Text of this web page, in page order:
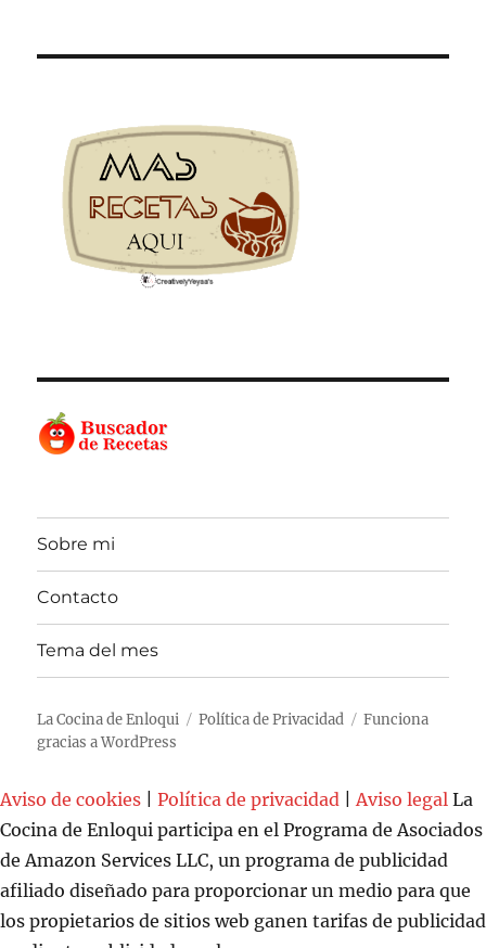
Sobre mi
Contacto
Tema del mes
La Cocina de Enloqui Política de Privacidad
Funciona
gracias a WordPress
Aviso de cookies Política de privacidad Aviso legal La
Cocina de Enloqui participa en el Programa de Asociados
de Amazon Services LLC, un programa de publicidad
afiliado diseñado para proporcionar un medio para que
los propietarios de sitios web ganen tarifas de publicidad